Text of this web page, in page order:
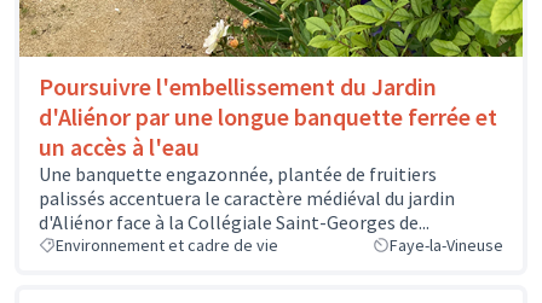
Poursuivre l'embellissement du Jardin
d'Aliénor par une longue banquette ferrée et
un accès à l'eau
Une banquette engazonnée, plantée de fruitiers
palissés accentuera le caractère médiéval du jardin
d'Aliénor face à la Collégiale Saint-Georges de...
Environnement et cadre de vie Faye-la-Vineuse